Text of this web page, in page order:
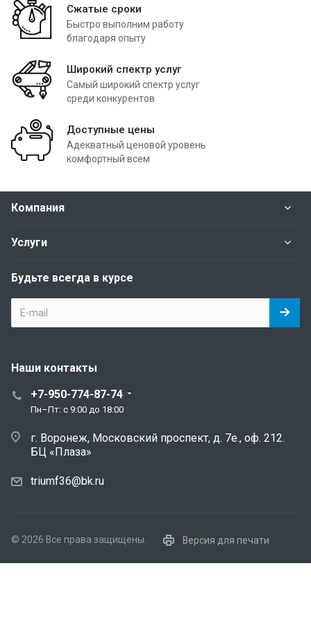
Сжатые сроки
Быстро выполним работу
благодаря опыту
Широкий спектр услуг
Самый широкий спектр услуг
среди конкурентов
Доступные цены
Адекватный ценовой уровень
комфортный всем
Компания
Услуги
Будьте всегда в курсе
Наши контакты
+7-950-774-87-74
Пн–Пт: с 9:00 до 18:00
г. Воронеж, Московский проспект, д. 7е., оф. 212.
БЦ «Плаза»
triumf36@bk.ru
© 2026 Все права защищены. Версия для печати